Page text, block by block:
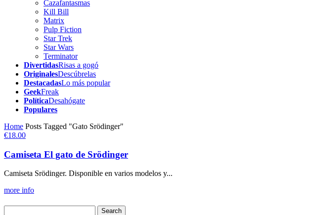
Cazafantasmas
Kill Bill
Matrix
Pulp Fiction
Star Trek
Star Wars
Terminator
DivertidasRisas a gogó
OriginalesDescúbrelas
DestacadasLo más popular
GeekFreak
PolíticaDesahógate
Populares
Home Posts Tagged "Gato Srödinger"
€18.00
Camiseta El gato de Srödinger
Camiseta Srödinger. Disponible en varios modelos y...
more info